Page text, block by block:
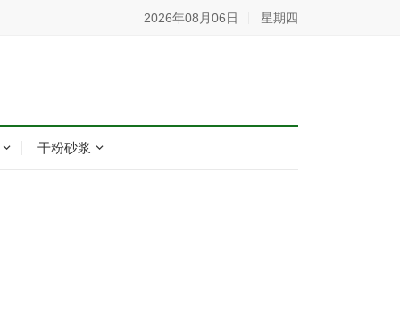
2026年08月06日 星期四
干粉砂浆